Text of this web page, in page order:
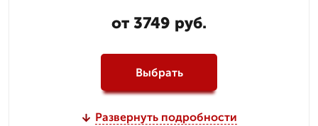
от 3749 руб.
Выбрать
Развернуть подробности